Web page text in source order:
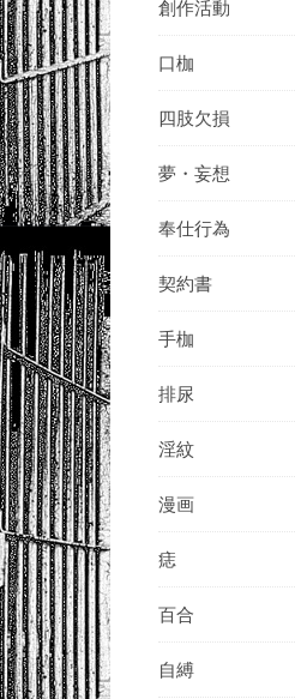
創作活動
口枷
四肢欠損
夢・妄想
奉仕行為
契約書
手枷
排尿
淫紋
漫画
痣
百合
自縛